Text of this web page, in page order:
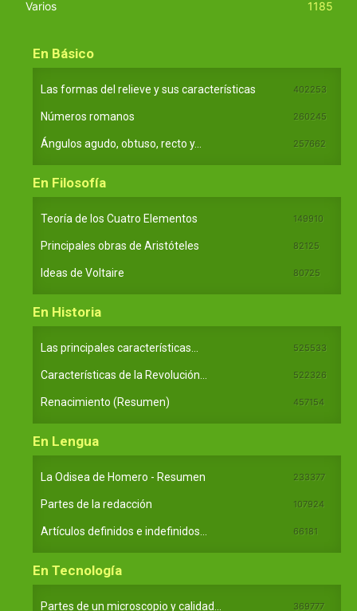
Varios
1185
En Básico
Las formas del relieve y sus características 402253
Números romanos 260245
Ángulos agudo, obtuso, recto y... 257662
En Filosofía
Teoría de los Cuatro Elementos 149910
Principales obras de Aristóteles 82125
Ideas de Voltaire 80725
En Historia
Las principales características... 525533
Características de la Revolución... 522326
Renacimiento (Resumen) 457154
En Lengua
La Odisea de Homero - Resumen 233377
Partes de la redacción 107924
Artículos definidos e indefinidos... 66181
En Tecnología
Partes de un microscopio y calidad... 369777